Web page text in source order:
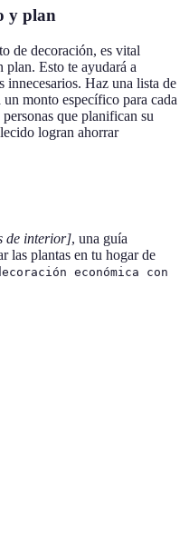
y plan
de decoración, es vital
plan. Esto te ayudará a
innecesarios. Haz una lista de
un monto específico para cada
que planifican su
logran ahorrar
de interior], una guía
las plantas en tu hogar de
económica con